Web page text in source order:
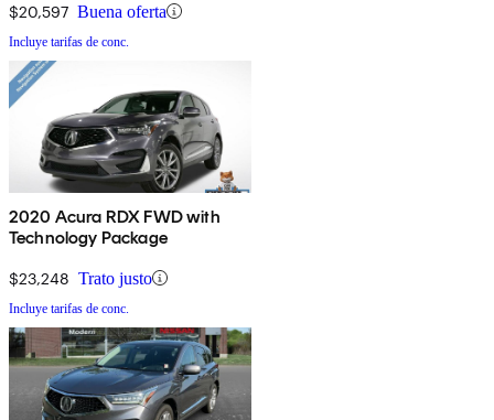
$20,597 Buena oferta
Incluye tarifas de conc.
2020 Acura RDX FWD with
Technology Package
$23,248 Trato justo
Incluye tarifas de conc.